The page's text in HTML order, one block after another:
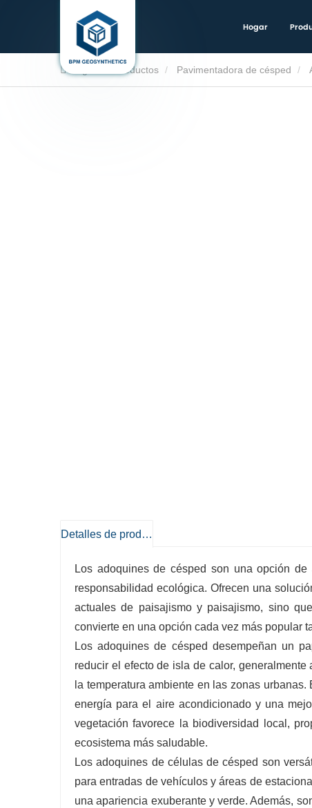
Hogar
Productos Pavimentadora de césped
Detalles de producto
Los adoquines de césped son una opción
responsabilidad ecológica. Ofrecen una
actuales de paisajismo y paisajismo, sino
convierte en una opción cada vez más popular
Los adoquines de césped desempeñan un
reducir el efecto de isla de calor,
la temperatura ambiente en las zonas
energía para el aire acondicionado y una
vegetación favorece la biodiversidad local,
ecosistema más saludable.
Los adoquines de células de césped son
para entradas de vehículos y áreas de
una apariencia exuberante y verde. Además,